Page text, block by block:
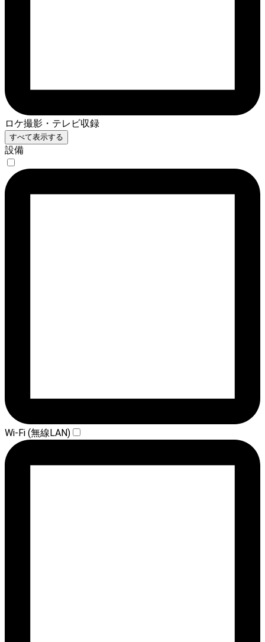
ロケ撮影・テレビ収録
すべて表示する
設備
Wi-Fi (無線LAN)